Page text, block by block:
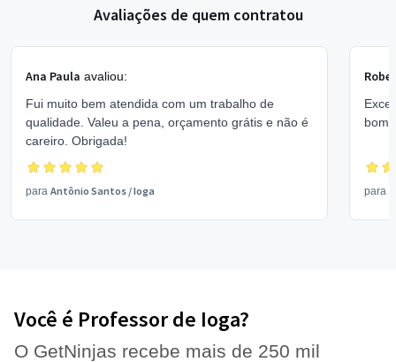
Avaliações de quem contratou
Ana Paula avaliou:
Fui muito bem atendida com um trabalho de
qualidade. Valeu a pena, orçamento grátis e não é
careiro. Obrigada!
para Antônio Santos /Ioga
bom
para
Você é Professor de Ioga?
O GetNinjas recebe mais de 250 mil